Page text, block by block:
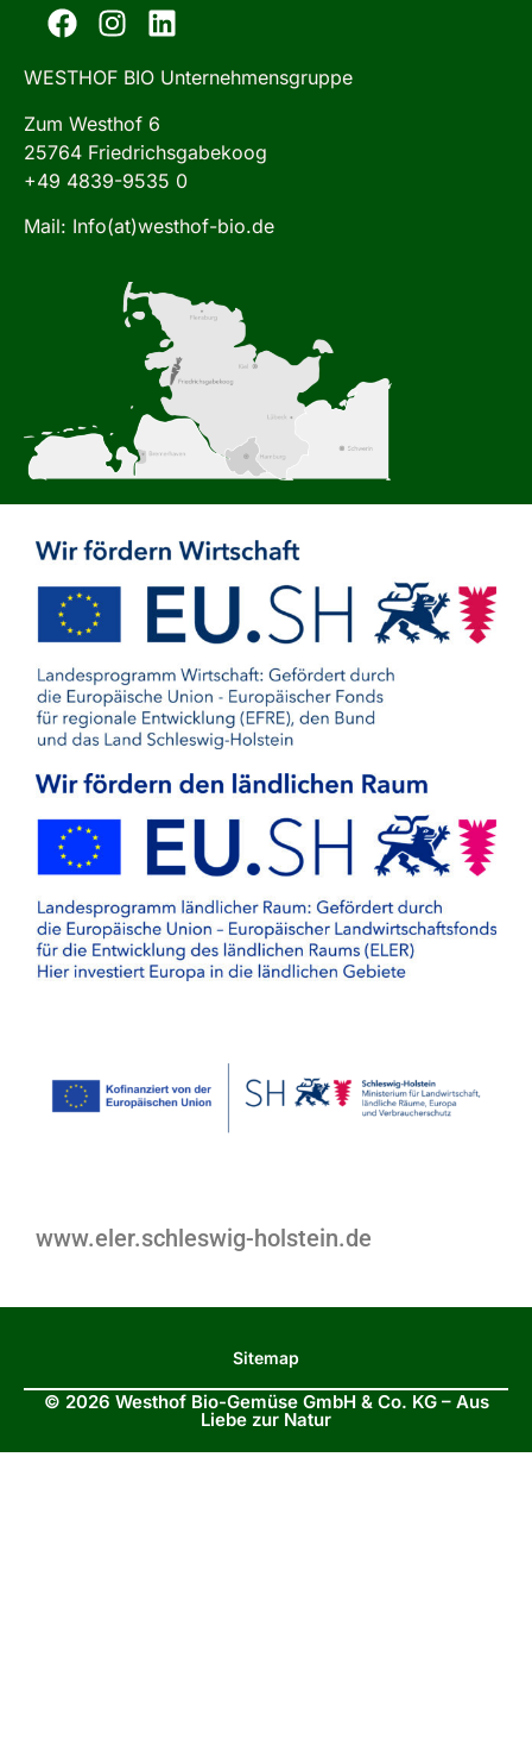
WESTHOF BIO Unternehmensgruppe
Zum Westhof 6
25764 Friedrichsgabekoog
+49 4839-9535 0
Mail: Info(at)westhof-bio.de
www.eler.schleswig-holstein.de
Sitemap
© 2026 Westhof Bio-Gemüse GmbH & Co. KG – Aus
Liebe zur Natur